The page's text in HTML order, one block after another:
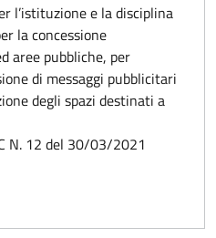
l’istituzione e la disciplina
la concessione
aree pubbliche, per
di messaggi pubblicitari
degli spazi destinati a
N. 12 del 30/03/2021